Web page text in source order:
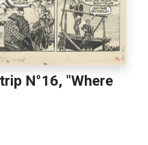
N°16, "Where